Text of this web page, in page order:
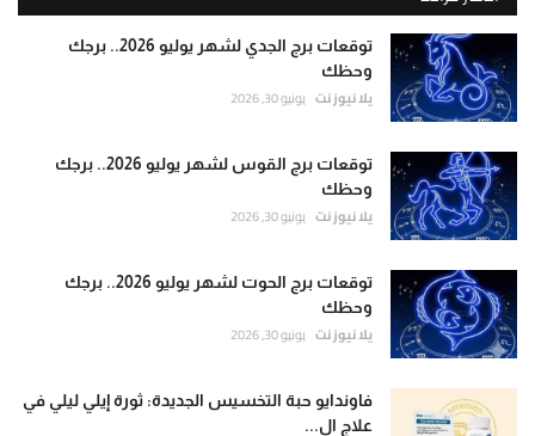
توقعات برج الجدي لشهر يوليو 2026.. برجك
وحظك
يلا نيوز نت يونيو 30, 2026
توقعات برج القوس لشهر يوليو 2026.. برجك
وحظك
يلا نيوز نت يونيو 30, 2026
توقعات برج الحوت لشهر يوليو 2026.. برجك
وحظك
يلا نيوز نت يونيو 30, 2026
فاوندايو حبة التخسيس الجديدة: ثورة إيلي ليلي في
علاج ال...